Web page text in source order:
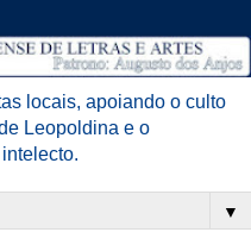
locais, apoiando o culto
Leopoldina e o
▼